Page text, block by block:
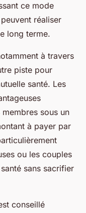
ce mode
réaliser
long terme.
à travers
piste pour
santé. Les
sous un
à payer par
ou les couples
sans sacrifier
conseillé